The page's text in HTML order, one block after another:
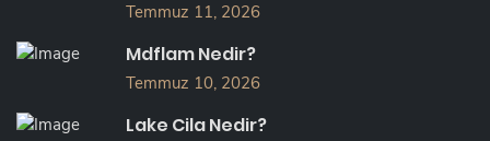
Temmuz 11, 2026
Mdflam Nedir?
Temmuz 10, 2026
Lake Cila Nedir?